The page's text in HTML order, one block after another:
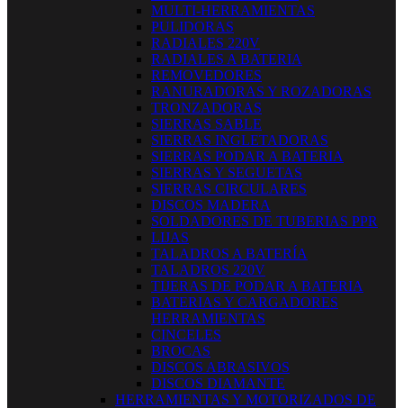
MULTI-HERRAMIENTAS
PULIDORAS
RADIALES 220V
RADIALES A BATERIA
REMOVEDORES
RANURADORAS Y ROZADORAS
TRONZADORAS
SIERRAS SABLE
SIERRAS INGLETADORAS
SIERRAS PODAR A BATERIA
SIERRAS Y SEGUETAS
SIERRAS CIRCULARES
DISCOS MADERA
SOLDADORES DE TUBERIAS PPR
LIJAS
TALADROS A BATERÍA
TALADROS 220V
TIJERAS DE PODAR A BATERIA
BATERIAS Y CARGADORES
HERRAMIENTAS
CINCELES
BROCAS
DISCOS ABRASIVOS
DISCOS DIAMANTE
HERRAMIENTAS Y MOTORIZADOS DE